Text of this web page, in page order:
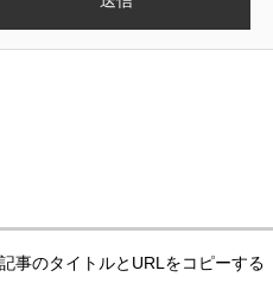
事のタイトルとURLをコピーする